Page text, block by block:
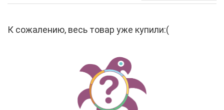
К сожалению, весь товар уже купили:(